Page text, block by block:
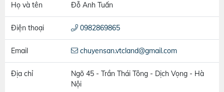
Họ và tên Đỗ Anh Tuấn
Điện thoại 0982869865
Email chuyensan.vtcland@gmail.com
Địa chỉ
Ngõ 45 - Trần Thái Tông - Dịch Vọng - Hà
Nội